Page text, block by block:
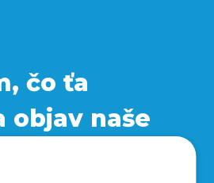
čo ťa
objav naše